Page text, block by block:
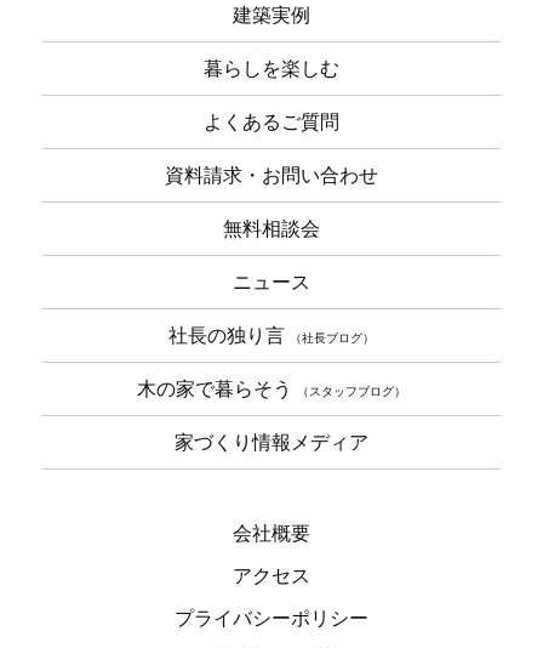
建築実例
暮らしを楽しむ
よくあるご質問
資料請求・お問い合わせ
無料相談会
ニュース
社長の独り言 （社長ブログ）
木の家で暮らそう （スタッフブログ）
家づくり情報メディア
会社概要
アクセス
プライバシーポリシー